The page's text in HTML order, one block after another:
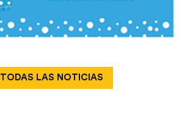
TODAS LAS NOTICIAS